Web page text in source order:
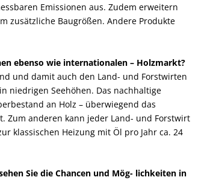
Emissionen aus. Zudem erweitern
zusätzliche Baugrößen. Andere Produkte
ebenso wie internationalen – Holzmarkt?
und damit auch den Land- und Forstwirten
niedrigen Seehöhen. Das nachhaltige
an Holz – überwiegend das
Zum anderen kann jeder Land- und Forstwirt
klassischen Heizung mit Öl pro Jahr ca. 24
Sie die Chancen und Mög- lichkeiten in